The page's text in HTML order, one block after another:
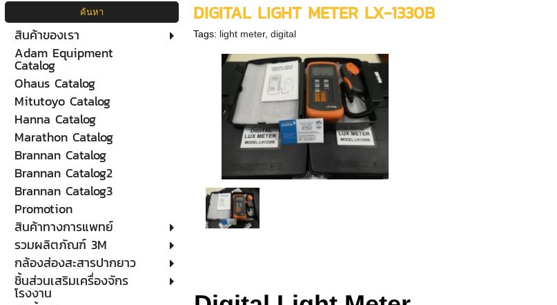
สินค้าของเรา
Adam Equipment
Catalog
Ohaus Catalog
Mitutoyo Catalog
Hanna Catalog
Marathon Catalog
Brannan Catalog
Brannan Catalog2
Brannan Catalog3
Promotion
สินค้าทางการแพทย์
รวมผลิตภัณฑ์ 3M
กล้องส่องสะสารปากยาว
ชิ้นส่วนเสริมเครื่องจักร
โรงงาน
DIGITAL LIGHT METER LX-1330B
Tags: light meter,digital